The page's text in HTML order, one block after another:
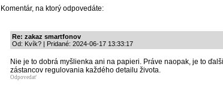
Komentár, na ktorý odpovedáte:
Re: zakaz smartfonov
Od: Kvík? | Pridané: 2024-06-17 13:33:17
Nie je to dobrá myšlienka ani na papieri. Práve naopak, je to
zástancov regulovania každého detailu života.
Odpovedať